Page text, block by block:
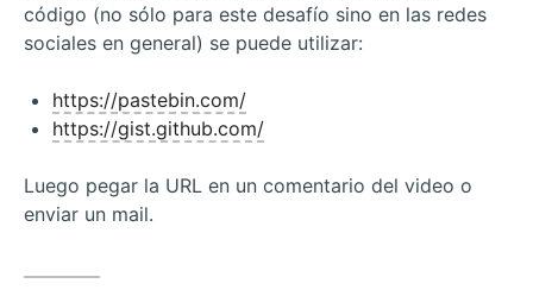
código (no sólo para este desafío sino en las redes
sociales en general) se puede utilizar:
https://pastebin.com/
https://gist.github.com/
Luego pegar la URL en un comentario del video o
enviar un mail.